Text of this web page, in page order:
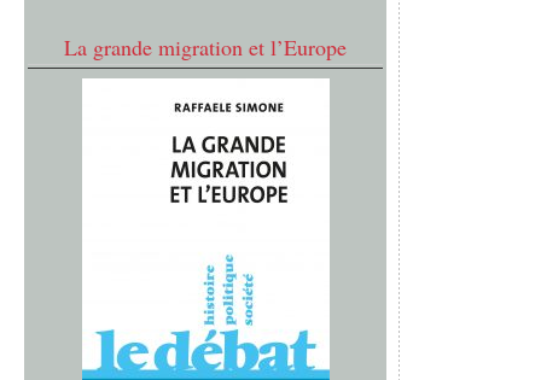
La grande migration et l’Europe